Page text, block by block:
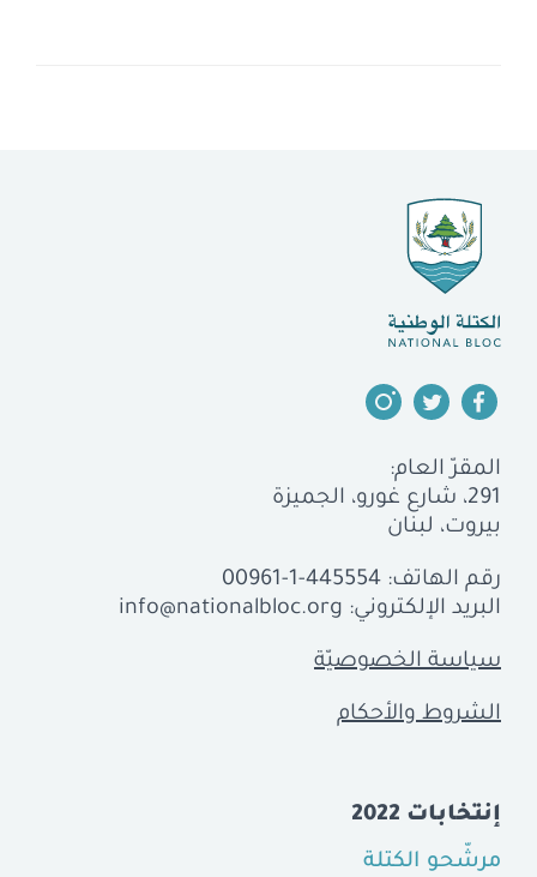
المقرّ العام:
291، شارع غورو، الجميزة
بيروت، لبنان
رقم الهاتف: 00961-1-445554
البريد الإلكتروني: info@nationalbloc.org
سياسة الخصوصيّة
الشروط والأحكام
إنتخابات 2022
مرشّحو الكتلة